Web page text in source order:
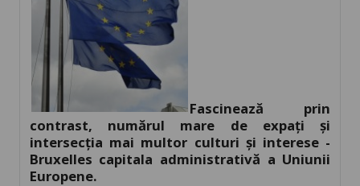
Fascinează prin
contrast, numărul mare de expați și
intersecția mai multor culturi și interese -
Bruxelles capitala administrativă a Uniunii
Europene.